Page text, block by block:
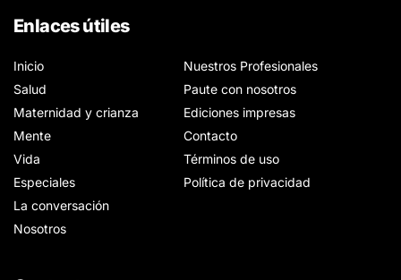
Enlaces útiles
Inicio
Salud
Maternidad y crianza
Mente
Vida
Especiales
La conversación
Nosotros
Nuestros Profesionales
Paute con nosotros
Ediciones impresas
Contacto
Términos de uso
Política de privacidad